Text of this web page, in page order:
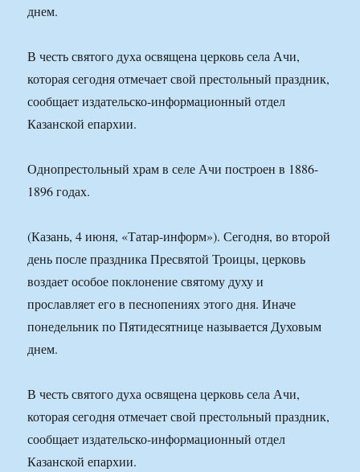
днем.
В честь святого духа освящена церковь села Ачи,
которая сегодня отмечает свой престольный праздник,
сообщает издательско-информационный отдел
Казанской епархии.
Однопрестольный храм в селе Ачи построен в 1886-
1896 годах.
(Казань, 4 июня, «Татар-информ»). Сегодня, во второй
день после праздника Пресвятой Троицы, церковь
воздает особое поклонение святому духу и
прославляет его в песнопениях этого дня. Иначе
понедельник по Пятидесятнице называется Духовым
днем.
В честь святого духа освящена церковь села Ачи,
которая сегодня отмечает свой престольный праздник,
сообщает издательско-информационный отдел
Казанской епархии.